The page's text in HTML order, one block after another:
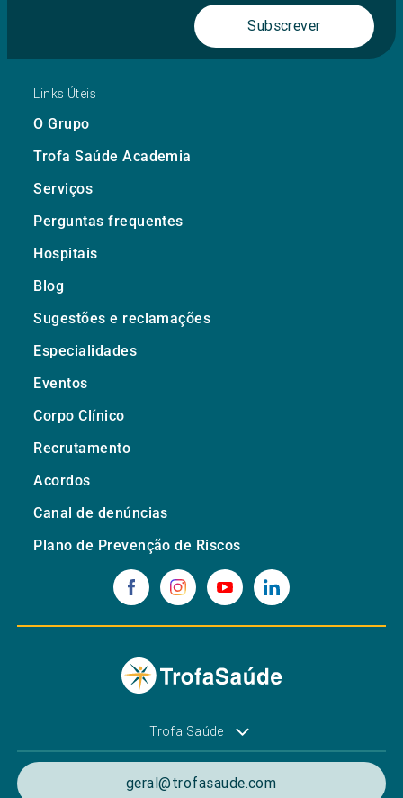
Subscrever
Links Úteis
O Grupo
Trofa Saúde Academia
Serviços
Perguntas frequentes
Hospitais
Blog
Sugestões e reclamações
Especialidades
Eventos
Corpo Clínico
Recrutamento
Acordos
Canal de denúncias
Plano de Prevenção de Riscos
Trofa Saúde
geral@trofasaude.com